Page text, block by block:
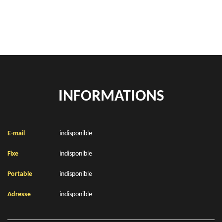
INFORMATIONS
E-mail indisponible
Fixe indisponible
Portable indisponible
Adresse indisponible